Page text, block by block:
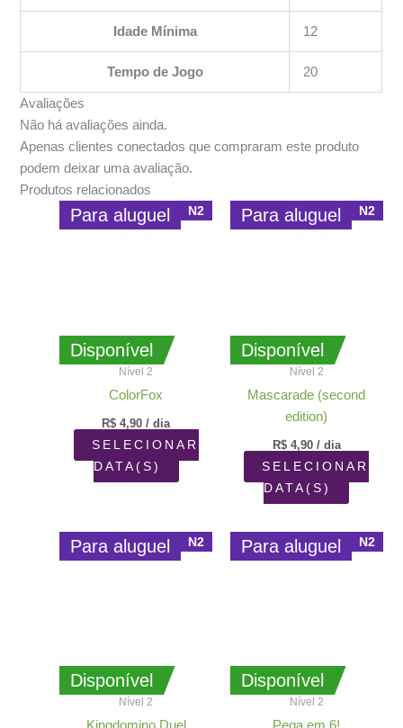
Idade Mínima 12
Tempo de Jogo 20
Avaliações
Não há avaliações ainda.
Apenas clientes conectados que compraram este produto
podem deixar uma avaliação.
Produtos relacionados
Disponível
Para aluguel N2
Nível 2
ColorFox
R$ 4,90 / dia
SELECIONAR
DATA(S)
Disponível
Para aluguel N2
Nível 2
Mascarade (second
edition)
R$4,90/ dia
SELECIONAR
DATA(S)
Disponível
Para aluguel N2
Nível 2
Disponível
Para aluguel N2
Nível 2